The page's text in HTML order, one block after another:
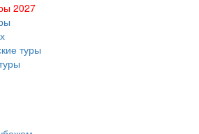
2027
туры